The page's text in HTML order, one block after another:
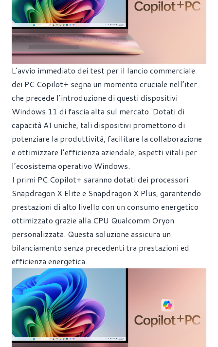
L’avvio immediato dei test per il lancio commerciale
dei PC Copilot+ segna un momento cruciale nell’iter
che precede l’introduzione di questi dispositivi
Windows 11 di fascia alta sul mercato. Dotati di
capacità AI uniche, tali dispositivi promettono di
potenziare la produttività, facilitare la collaborazione
e ottimizzare l’efficienza aziendale, aspetti vitali per
l’ecosistema operativo Windows.
I primi PC Copilot+ saranno dotati dei processori
Snapdragon X Elite e Snapdragon X Plus, garantendo
prestazioni di alto livello con un consumo energetico
ottimizzato grazie alla CPU Qualcomm Oryon
personalizzata. Questa soluzione assicura un
bilanciamento senza precedenti tra prestazioni ed
efficienza energetica.